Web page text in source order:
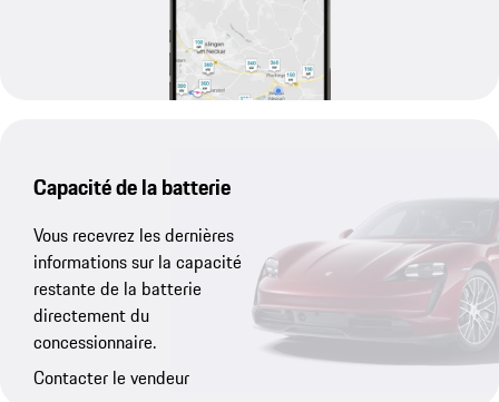
Capacité de la batterie
Vous recevrez les dernières
informations sur la capacité
restante de la batterie
directement du
concessionnaire.
Contacter le vendeur